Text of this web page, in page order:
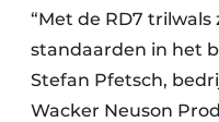
“Met de RD7
standaarden in het
Stefan Pfetsch,
Wacker Neuson